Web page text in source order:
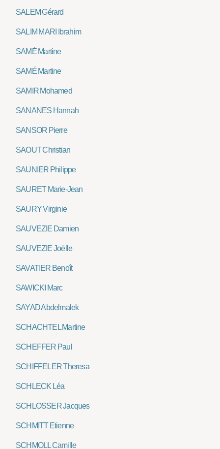
SALEM Gérard
SALIM MARI Ibrahim
SAMÉ Martine
SAMÉ Martine
SAMIR Mohamed
SANANES Hannah
SANSOR Pierre
SAOUT Christian
SAUNIER Philippe
SAURET Marie-Jean
SAURY Virginie
SAUVEZIE Damien
SAUVEZIE Joëlle
SAVATIER Benoît
SAWICKI Marc
SAYAD Abdelmalek
SCHACHTEL Martine
SCHEFFER Paul
SCHIFFELER Theresa
SCHLECK Léa
SCHLOSSER Jacques
SCHMITT Etienne
SCHMOLL Camille